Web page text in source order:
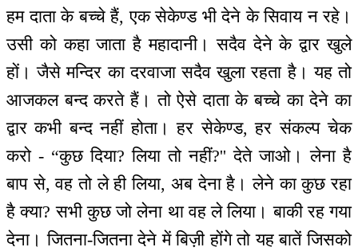
हम दाता के बच्चे हैं, एक सेकेण्ड भी देने के सिवाय न रहे।
उसी को कहा जाता है महादानी। सदैव देने के द्वार खुले
हों। जैसे मन्दिर का दरवाजा सदैव खुला रहता है। यह तो
आजकल बन्द करते हैं। तो ऐसे दाता के बच्चे का देने का
द्वार कभी बन्द नहीं होता। हर सेकेण्ड, हर संकल्प चेक
करो - “कुछ दिया? लिया तो नहीं?'' देते जाओ। लेना है
बाप से, वह तो ले ही लिया, अब देना है। लेने का कुछ रहा
है क्या? सभी कुछ जो लेना था वह ले लिया। बाकी रह गया
देना। जितना-जितना देने में बिज़ी होंगे तो यह बातें जिसको